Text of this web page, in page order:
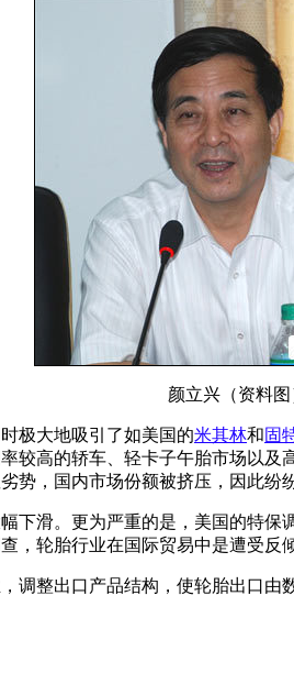
颜立兴（资料图
极大地吸引了如美国的米其林和固
较高的轿车、轻卡子午胎市场以
，国内市场份额被挤压，因此纷
下滑。更为严重的是，美国的特
，轮胎行业在国际贸易中是遭受反
调整出口产品结构，使轮胎出口